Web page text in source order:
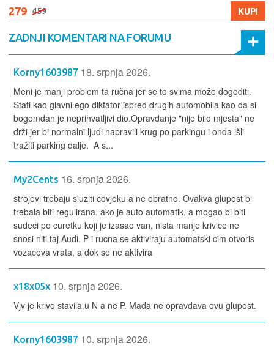
279 459 KUPI
ZADNJI KOMENTARI NA FORUMU
Korny1603987 18. srpnja 2026.
Meni je manji problem ta ručna jer se to svima može dogoditi.
Stati kao glavni ego diktator ispred drugih automobila kao da si
bogomdan je neprihvatljivi dio.Opravdanje "nije bilo mjesta" ne
drži jer bi normalni ljudi napravili krug po parkingu i onda išli
tražiti parking dalje. A s...
My2Cents 16. srpnja 2026.
strojevi trebaju sluziti covjeku a ne obratno. Ovakva glupost bi
trebala biti regulirana, ako je auto automatik, a mogao bi biti
sudeci po curetku koji je izasao van, nista manje krivice ne
snosi niti taj Audi. P i rucna se aktiviraju automatski cim otvoris
vozaceva vrata, a dok se ne aktivira
x18x05x 10. srpnja 2026.
Vjv je krivo stavila u N a ne P. Mada ne opravdava ovu glupost.
Korny1603987 10. srpnja 2026.